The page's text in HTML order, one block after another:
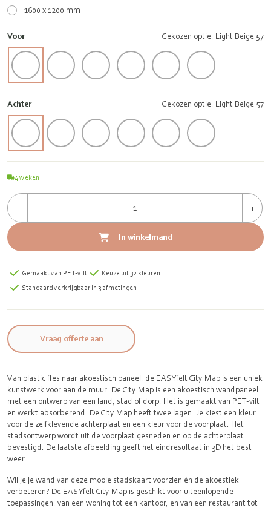
1600 x 1200 mm
Voor Gekozen optie: Light Beige 57
Achter Gekozen optie: Light Beige 57
4weken
- +
In winkelmand
Gemaakt van PET-vilt
Keuze uit 32 kleuren
Standaard verkrijgbaar in 3 afmetingen
Vraag offerte aan
Van plastic fles naar akoestisch paneel: de EASYfelt City Map is een uniek
kunstwerk voor aan de muur! De City Map is een akoestisch wandpaneel
met een ontwerp van een land, stad of dorp. Het is gemaakt van PET-vilt
en werkt absorberend. De City Map heeft twee lagen. Je kiest een kleur
voor de zelfklevende achterplaat en een kleur voor de voorplaat. Het
stadsontwerp wordt uit de voorplaat gesneden en op de achterplaat
bevestigd. De laatste afbeelding geeft het eindresultaat in 3D het best
weer.
Wil je je wand van deze mooie stadskaart voorzien én de akoestiek
verbeteren? De EASYfelt City Map is geschikt voor uiteenlopende
toepassingen: van een woning tot een kantoor, en van een restaurant tot